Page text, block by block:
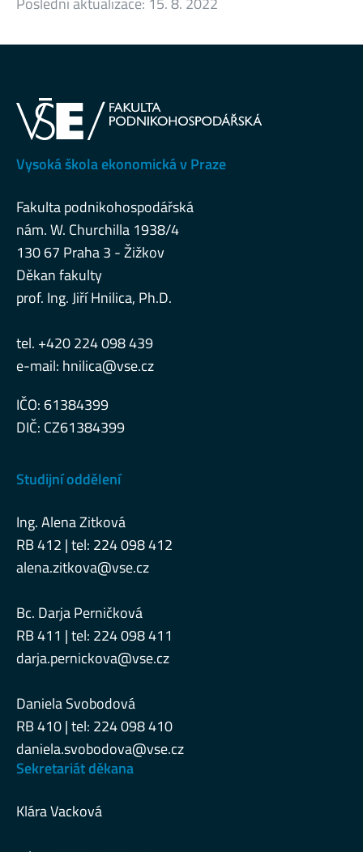
Vysoká škola ekonomická v Praze
Fakulta podnikohospodářská
nám. W. Churchilla 1938/4
130 67 Praha 3 - Žižkov
Děkan fakulty
prof. Ing. Jiří Hnilica, Ph.D.
tel. +420 224 098 439
e-mail: hnilica@vse.cz
IČO: 61384399
DIČ: CZ61384399
Studijní oddělení
Ing. Alena Zitková
RB 412 | tel: 224 098 412
alena.zitkova@vse.cz
Bc. Darja Perničková
RB 411 | tel: 224 098 411
darja.pernickova@vse.cz
Daniela Svobodová
RB 410 | tel: 224 098 410
daniela.svobodova@vse.cz
Sekretariát děkana
Klára Vacková